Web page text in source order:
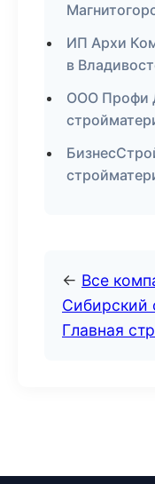
ИП Архи
в
ООО Профи
← Все
Сибирский
Главная